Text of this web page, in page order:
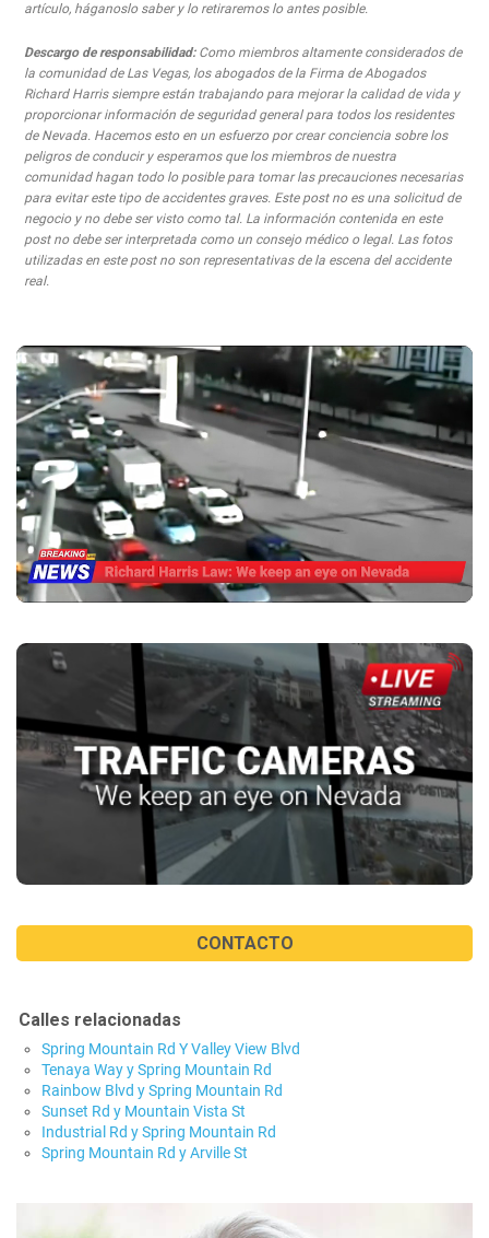
artículo, háganoslo saber y lo retiraremos lo antes posible.
Descargo de responsabilidad:Como miembros altamente considerados de
la comunidad de Las Vegas, los abogados de la Firma de Abogados
Richard Harris siempre están trabajando para mejorar la calidad de vida y
proporcionar información de seguridad general para todos los residentes
de Nevada. Hacemos esto en un esfuerzo por crear conciencia sobre los
peligros de conducir y esperamos que los miembros de nuestra
comunidad hagan todo lo posible para tomar las precauciones necesarias
para evitar este tipo de accidentes graves. Este post no es una solicitud de
negocio y no debe ser visto como tal. La información contenida en este
post no debe ser interpretada como un consejo médico o legal. Las fotos
utilizadas en este post no son representativas de la escena del accidente
real.
CONTACTO
Calles relacionadas
Spring Mountain Rd Y Valley View Blvd
Tenaya Way y Spring Mountain Rd
Rainbow Blvd y Spring Mountain Rd
Sunset Rd y Mountain Vista St
Industrial Rd y Spring Mountain Rd
Spring Mountain Rd y Arville St